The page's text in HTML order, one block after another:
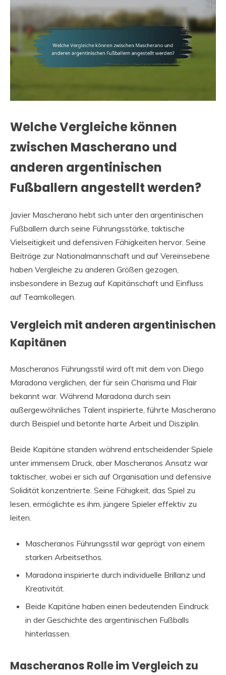
Welche Vergleiche können
zwischen Mascherano und
anderen argentinischen
Fußballern angestellt werden?
Javier Mascherano hebt sich unter den argentinischen
Fußballern durch seine Führungsstärke, taktische
Vielseitigkeit und defensiven Fähigkeiten hervor. Seine
Beiträge zur Nationalmannschaft und auf Vereinsebene
haben Vergleiche zu anderen Größen gezogen,
insbesondere in Bezug auf Kapitänschaft und Einfluss
auf Teamkollegen.
Vergleich mit anderen argentinischen
Kapitänen
Mascheranos Führungsstil wird oft mit dem von Diego
Maradona verglichen, der für sein Charisma und Flair
bekannt war. Während Maradona durch sein
außergewöhnliches Talent inspirierte, führte Mascherano
durch Beispiel und betonte harte Arbeit und Disziplin.
Beide Kapitäne standen während entscheidender Spiele
unter immensem Druck, aber Mascheranos Ansatz war
taktischer, wobei er sich auf Organisation und defensive
Solidität konzentrierte. Seine Fähigkeit, das Spiel zu
lesen, ermöglichte es ihm, jüngere Spieler effektiv zu
leiten.
Mascheranos Führungsstil war geprägt von einem
starken Arbeitsethos.
Maradona inspirierte durch individuelle Brillanz und
Kreativität.
Beide Kapitäne haben einen bedeutenden Eindruck
in der Geschichte des argentinischen Fußballs
hinterlassen.
Mascheranos Rolle im Vergleich zu